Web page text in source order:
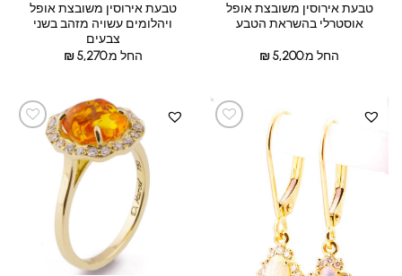
טבעת אירוסין משובצת אופל
אוסטרלי בהשראת הטבע
החל מ: ₪5,200
טבעת אירוסין משובצת אופל
ויהלומים עשויה מזהב בשני
צבעים
החל מ:
₪5,270